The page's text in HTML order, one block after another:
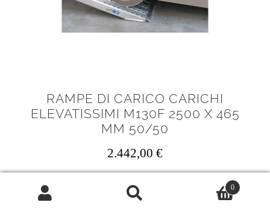
RAMPE DI CARICO CARICHI
ELEVATISSIMI M130F 2500 X 465
MM 50/50
2.442,00 €
Rampe di carico carichi elevatissimi
M130F 2500 x 465 mm
0